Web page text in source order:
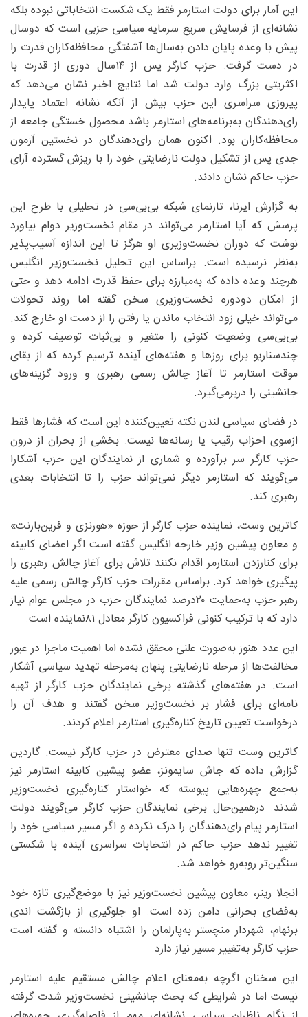
این آمار برای دولت استارمر فقط یک شکست انتخاباتی نبوده بلکه
نشانه‌ای از فرسایش سریع سرمایه سیاسی حزبی است که دوسال
پیش با وعده پایان دادن به‌سال‌ها آشفتگی محافظه‌کاران قدرت را
در دست گرفت. حزب کارگر پس از ۱۴سال دوری از قدرت با
اکثریتی بزرگ وارد دولت شد اما نتایج اخیر نشان می‌دهد که
پیروزی سراسری این حزب بیش از آنکه نشانه اعتماد پایدار
رای‌دهندگان به‌برنامه‌های استارمر باشد محصول خستگی جامعه از
محافظه‌کاران بود. اکنون همان رای‌دهندگان در نخستین آزمون
جدی پس از تشکیل دولت نارضایتی خود را با ریزش گسترده آرای
حزب حاکم نشان دادند.
به گزارش ایرنا، تارنمای شبکه بی‌بی‌سی در تحلیلی با طرح این
پرسش که آیا استارمر می‌تواند در مقام نخست‌وزیر دوام بیاورد
نوشت که دوران نخست‌وزیری او هرگز تا این اندازه آسیب‌پذیر
به‌نظر نرسیده است. براساس این تحلیل نخست‌وزیر انگلیس
هرچند وعده داده که به‌مبارزه برای حفظ قدرت ادامه دهد و حتی
از امکان دودوره نخست‌وزیری سخن گفته اما روند تحولات
می‌تواند خیلی زود انتخاب ماندن یا رفتن را از دست او خارج کند.
بی‌بی‌سی وضعیت کنونی را متغیر و بی‌ثبات توصیف کرده و
چندسناریو برای روزها و هفته‌های آینده ترسیم کرده که از بقای
موقت استارمر تا آغاز چالش رسمی رهبری و ورود گزینه‌های
جانشینی را دربرمی‌گیرد.
در فضای سیاسی لندن نکته تعیین‌کننده این است که فشارها فقط
ازسوی احزاب رقیب یا رسانه‌ها نیست. بخشی از بحران از درون
حزب کارگر سر برآورده و شماری از نمایندگان این حزب آشکارا
می‌گویند که استارمر دیگر نمی‌تواند حزب را تا انتخابات بعدی
رهبری کند.
کاترین وست، نماینده حزب کارگر از حوزه «هورنزی و فرین‌بارنت»
و معاون پیشین وزیر خارجه انگلیس گفته است اگر اعضای کابینه
برای کنارزدن استارمر اقدام نکنند تلاش برای آغاز چالش رهبری را
پیگیری خواهد کرد. براساس مقررات حزب کارگر چالش رسمی علیه
رهبر حزب به‌حمایت ۲۰‌درصد نمایندگان حزب در مجلس عوام نیاز
دارد که با ترکیب کنونی فراکسیون کارگر معادل ۸۱نماینده است.
این عدد هنوز به‌صورت علنی محقق نشده اما اهمیت ماجرا در عبور
مخالفت‌ها از مرحله نارضایتی پنهان به‌مرحله تهدید سیاسی آشکار
است. در هفته‌های گذشته برخی نمایندگان حزب کارگر از تهیه
نامه‌ای برای فشار بر نخست‌وزیر سخن گفتند و هدف آن را
درخواست تعیین تاریخ کناره‌گیری استارمر اعلام کردند.
کاترین وست تنها صدای معترض در حزب کارگر نیست. گاردین
گزارش داده که جاش سایمونز، عضو پیشین کابینه استارمر نیز
به‌جمع چهره‌هایی پیوسته که خواستار کناره‌گیری نخست‌وزیر
شدند. درهمین‌حال برخی نمایندگان حزب کارگر می‌گویند دولت
استارمر پیام رای‌دهندگان را درک نکرده و اگر مسیر سیاسی خود را
تغییر ندهد حزب حاکم در انتخابات سراسری آینده با شکستی
سنگین‌تر روبه‌رو خواهد شد.
انجلا رینر، معاون پیشین نخست‌وزیر نیز با موضع‌گیری تازه خود
به‌فضای بحرانی دامن زده است. او جلوگیری از بازگشت اندی
برنهام، شهردار منچستر به‌پارلمان را اشتباه دانسته و گفته است
حزب کارگر به‌تغییر مسیر نیاز دارد.
این سخنان اگرچه به‌معنای اعلام چالش مستقیم علیه استارمر
نیست اما در شرایطی که بحث جانشینی نخست‌وزیر شدت گرفته